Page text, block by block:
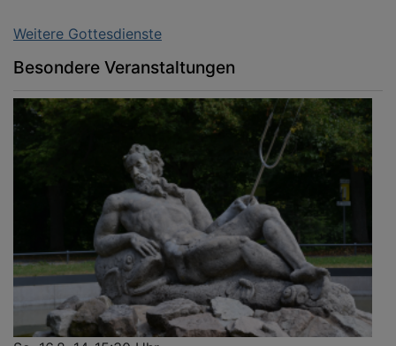
Weitere Gottesdienste
Besondere Veranstaltungen